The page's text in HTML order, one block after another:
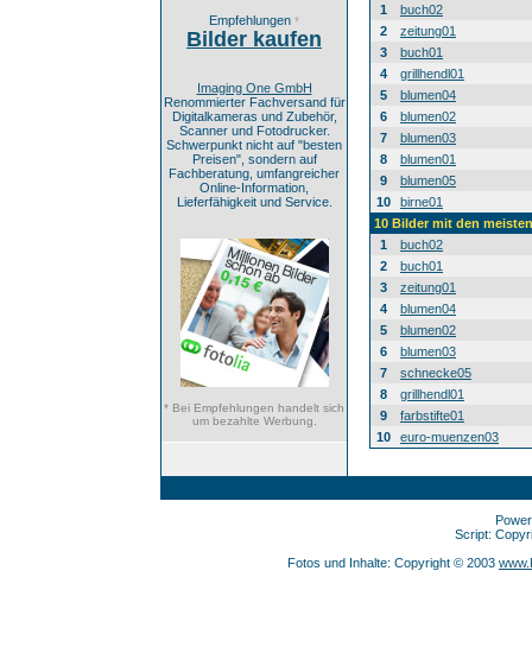
Empfehlungen *
Bilder kaufen
Imaging One GmbH
Renommierter Fachversand für
Digitalkameras und Zubehör,
Scanner und Fotodrucker.
Schwerpunkt nicht auf "besten
Preisen", sondern auf
Fachberatung, umfangreicher
Online-Information,
Lieferfähigkeit und Service.
* Bei Empfehlungen handelt sich
um bezahlte Werbung.
1
buch02
2
zeitung01
3
buch01
4
grillhendl01
5
blumen04
6
blumen02
7
blumen03
8
blumen01
9
blumen05
10
birne01
10 Bilder mit den
1
buch02
2
buch01
3
zeitung01
4
blumen04
5
blumen02
6
blumen03
7
schnecke05
8
grillhendl01
9
farbstifte01
10
euro-muenzen03
Script:
Fotos und Inhalte: Copyright © 2003